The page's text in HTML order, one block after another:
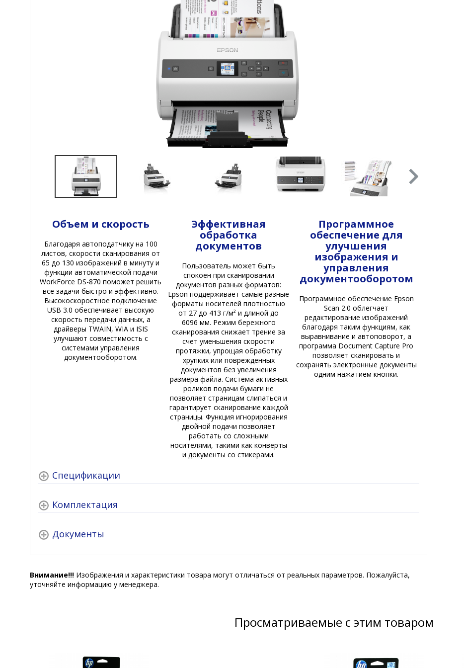
Объем и скорость
Благодаря автоподатчику на 100
листов, скорости сканирования от
65 до 130 изображений в минуту и
функции автоматической подачи
WorkForce DS-870 поможет решить
все задачи быстро и эффективно.
Высокоскоростное подключение
USB 3.0 обеспечивает высокую
скорость передачи данных, а
драйверы TWAIN, WIA и ISIS
улучшают совместимость с
системами управления
документооборотом.
Эффективная
обработка
документов
Пользователь может быть
спокоен при сканировании
документов разных форматов:
Epson поддерживает самые разные
форматы носителей плотностью
от 27 до 413 г/м² и длиной до
6096 мм. Режим бережного
сканирования снижает трение за
счет уменьшения скорости
протяжки, упрощая обработку
хрупких или поврежденных
документов без увеличения
размера файла. Система активных
роликов подачи бумаги не
позволяет страницам слипаться и
гарантирует сканирование каждой
страницы. Функция игнорирования
двойной подачи позволяет
работать со сложными
носителями, такими как конверты
и документы со стикерами.
Программное
обеспечение для
улучшения
изображения и
управления
документооборотом
Программное обеспечение Epson
Scan 2.0 облегчает
редактирование изображений
благодаря таким функциям, как
выравнивание и автоповорот, а
программа Document Capture Pro
позволяет сканировать и
сохранять электронные документы
одним нажатием кнопки.
Спецификации
Комплектация
Документы
Внимание!!! Изображения и характеристики товара могут отличаться от реальных параметров. Пожалуйста,
уточняйте информацию у менеджера.
Просматриваемые с этим товаром